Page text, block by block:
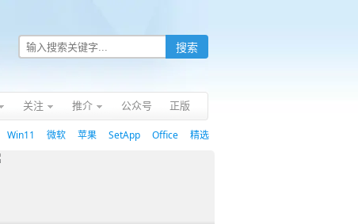
关注 推介 公众号 正版
Win11 微软 苹果 SetApp Office 精选